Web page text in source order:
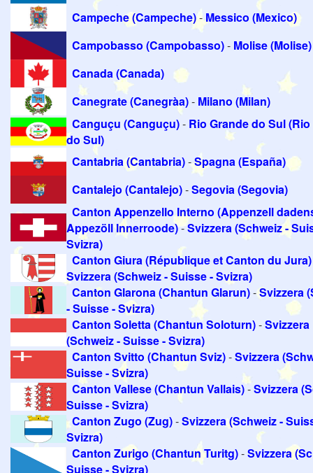
Campeche (Campeche)-Messico (Mexico)
Campobasso (Campobasso)- Molise (Molise)
Canada (Canada)
Canegrate (Canegràa)- Milano (Milan)
Canguçu (Canguçu)- Rio Grande do Sul
do Sul)
Cantabria (Cantabria)-Spagna (España)
Cantalejo (Cantalejo)-Segovia (Segovia)
Canton Appenzello Interno (Appenzell
Appezöll Innerroode)-Svizzera (Schweiz -
Svizra)
Canton Giura (République et Canton du Jura)
Svizzera (Schweiz - Suisse - Svizra)
Canton Glarona (Chantun Glarun)-Svizzera
- Suisse - Svizra)
Canton Soletta (Chantun Soloturn)-Svizzera
(Schweiz - Suisse - Svizra)
Canton Svitto (Chantun Sviz)-Svizzera
Suisse - Svizra)
Canton Vallese (Chantun Vallais)-Svizzera
Suisse - Svizra)
Canton Zugo (Zug)-Svizzera (Schweiz -
Svizra)
Canton Zurigo (Chantun Turitg)-Svizzera
Suisse - Svizra)